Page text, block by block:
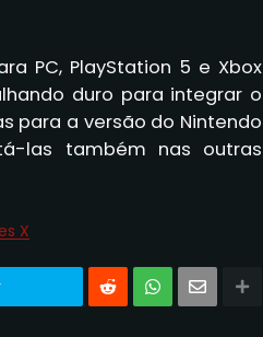
PC, PlayStation 5 e Xbox
duro para integrar o
para a versão do Nintendo
las também nas outras
X